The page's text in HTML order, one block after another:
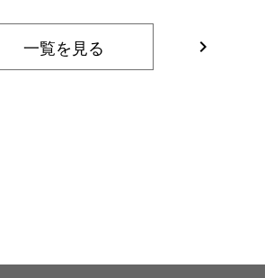
一覧を見る navigate_next